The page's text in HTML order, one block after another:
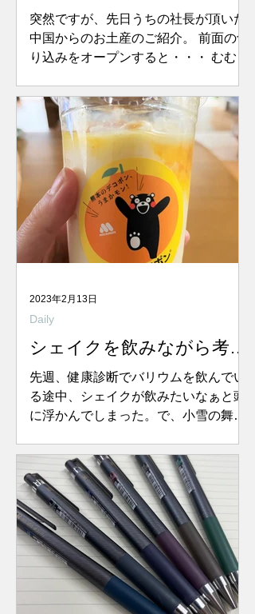
突然ですが、先日うちの社長が頂いた
中国からのお土産のご紹介。 前面の切
り込みをオープンすると・・・ むむ
ーにかかったお洋服ではないですか！
しかも10着全部違うデザイン。 昭和の
紙の着せ替え人形から始まり、あこが
れのバービーちゃん、マンシ...
シェイクを飲みながら考え
たこと
先週、健康診断でバリウムを飲んでい
る途中、シェイクが飲みたいなぁと頭
に浮かんでしまった。で、小雪の舞う
シェイク＝モスバーガーかというと、
デコポンシェイクが飲みたかったから
に他ならないんだけど…うきうきと袋
から出して改めて、容器に貼ってあ
る...
Daily
2023年2月13日